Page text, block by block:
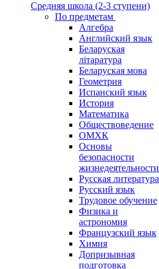
Средняя школа (2-3 ступени)
По предметам
Алгебра
Английский язык
Беларуская
літаратура
Беларуская мова
Геометрия
Испанский язык
История
Математика
Обществоведение
ОМХК
Основы
безопасности
жизнедеятельности
Русская литература
Русский язык
Трудовое обучение
Физика и
астрономия
Французский язык
Химия
Допризывная
подготовка